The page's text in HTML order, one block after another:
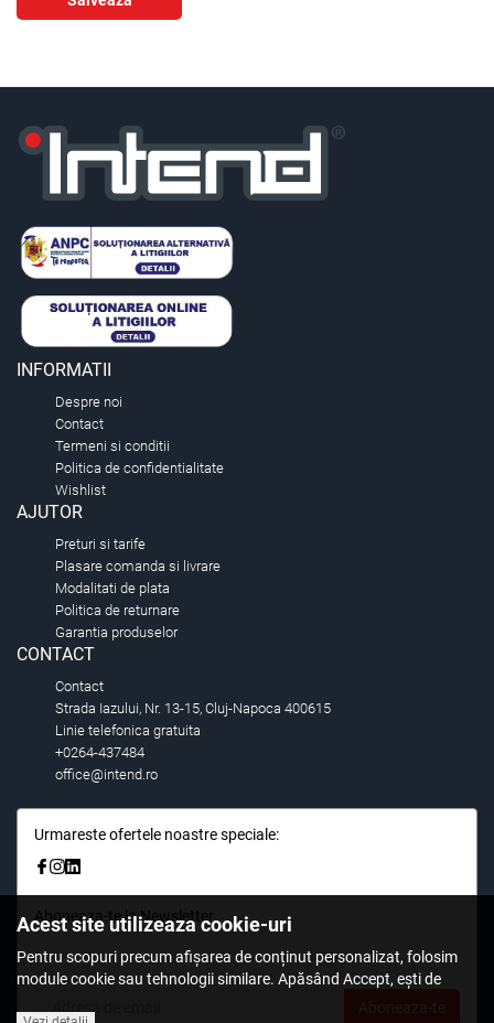
INFORMATII
Despre noi
Contact
Termeni si conditii
Politica de confidentialitate
Wishlist
AJUTOR
Preturi si tarife
Plasare comanda si livrare
Modalitati de plata
Politica de returnare
Garantia produselor
CONTACT
Contact
Strada Iazului, Nr. 13-15, Cluj-Napoca 400615
Linie telefonica gratuita
+0264-437484
office@intend.ro
Urmareste ofertele noastre speciale:
Aboneaza-te la Newsletter
Fii primul care stie. Inscrieti-vă la newsletter astazi.
Acest site utilizeaza cookie-uri
Pentru scopuri precum afișarea de conținut personalizat, folosim
module cookie sau tehnologii similare. Apăsând Accept, ești de